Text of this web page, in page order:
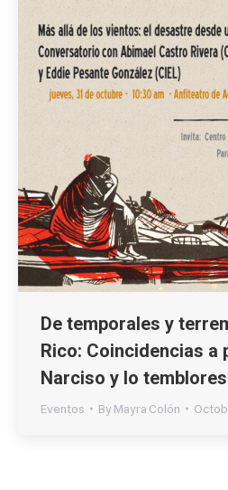
De temporales y
Rico: Coincidencias a
Narciso y lo
Eventos ByMayra Colón